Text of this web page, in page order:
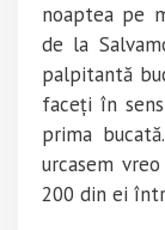
noaptea pe
de la
palpitantă
faceți în
prima
urcasem
200 din ei